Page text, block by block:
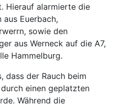
Hierauf alarmierte die
aus Euerbach,
sowie den
aus Werneck auf die A7,
Hammelburg.
dass der Rauch beim
einen geplatzten
Während die